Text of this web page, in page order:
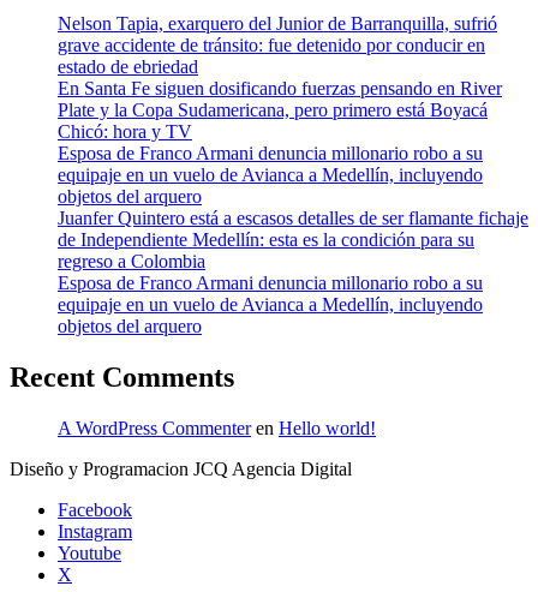
Nelson Tapia, exarquero del Junior de Barranquilla, sufrió
grave accidente de tránsito: fue detenido por conducir en
estado de ebriedad
En Santa Fe siguen dosificando fuerzas pensando en River
Plate y la Copa Sudamericana, pero primero está Boyacá
Chicó: hora y TV
Esposa de Franco Armani denuncia millonario robo a su
equipaje en un vuelo de Avianca a Medellín, incluyendo
objetos del arquero
Juanfer Quintero está a escasos detalles de ser flamante fichaje
de Independiente Medellín: esta es la condición para su
regreso a Colombia
Esposa de Franco Armani denuncia millonario robo a su
equipaje en un vuelo de Avianca a Medellín, incluyendo
objetos del arquero
Recent Comments
A WordPress Commenteren Hello world!
Diseño y Programacion JCQ Agencia Digital
Facebook
Instagram
Youtube
X